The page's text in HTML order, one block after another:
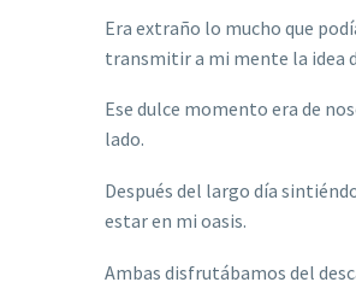
Era extraño lo mucho que
transmitir a mi mente la idea
Ese dulce momento era de
lado.
Después del largo día
estar en mi oasis.
Ambas disfrutábamos del